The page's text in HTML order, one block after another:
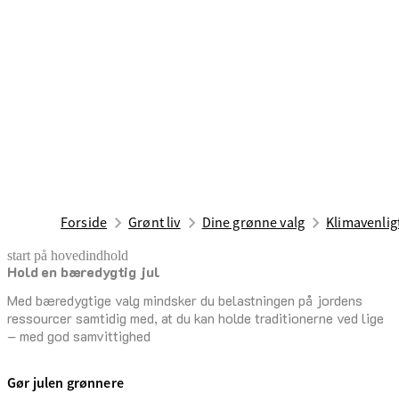
Forside Grønt liv Dine grønne valg
start på hovedindhold
Hold en bæredygtig jul
Med bæredygtige valg mindsker du belastningen på jordens
ressourcer samtidig med, at du kan holde traditionerne ved lige
– med god samvittighed
senest opdateret 1. april 2025
Gør julen grønnere